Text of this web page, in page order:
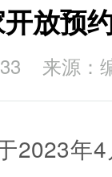
放预
来源：
2023年